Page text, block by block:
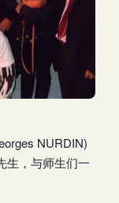
NURDIN)
生，与师生们一